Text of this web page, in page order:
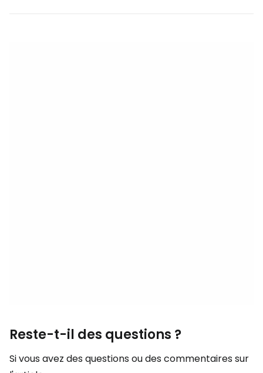
Reste-t-il des questions ?
Si vous avez des questions ou des commentaires sur